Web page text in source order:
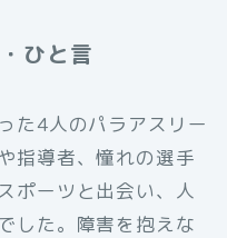
ひと言
た4人のパラアスリー
指導者、憧れの選手
ポーツと出会い、人
した。障害を抱えな